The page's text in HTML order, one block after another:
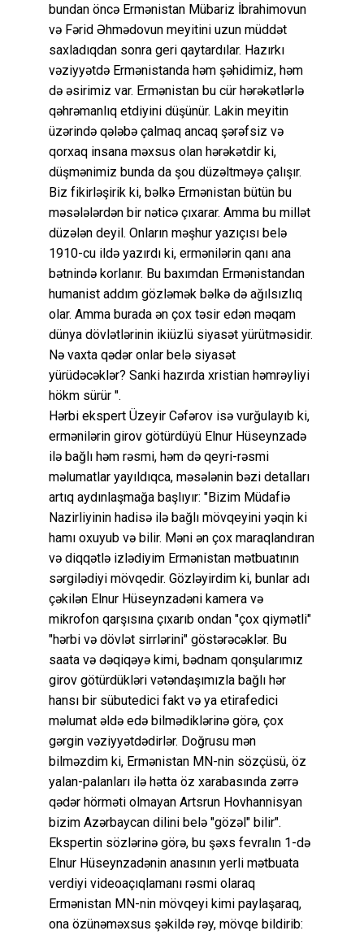
bundan öncə Ermənistan Mübariz İbrahimovun
və Fərid Əhmədovun meyitini uzun müddət
saxladıqdan sonra geri qaytardılar. Hazırkı
vəziyyətdə Ermənistanda həm şəhidimiz, həm
də əsirimiz var. Ermənistan bu cür hərəkətlərlə
qəhrəmanlıq etdiyini düşünür. Lakin meyitin
üzərində qələbə çalmaq ancaq şərəfsiz və
qorxaq insana məxsus olan hərəkətdir ki,
düşmənimiz bunda da şou düzəltməyə çalışır.
Biz fikirləşirik ki, bəlkə Ermənistan bütün bu
məsələlərdən bir nəticə çıxarar. Amma bu millət
düzələn deyil. Onların məşhur yazıçısı belə
1910-cu ildə yazırdı ki, ermənilərin qanı ana
bətnində korlanır. Bu baxımdan Ermənistandan
humanist addım gözləmək bəlkə də ağılsızlıq
olar. Amma burada ən çox təsir edən məqam
dünya dövlətlərinin ikiüzlü siyasət yürütməsidir.
Nə vaxta qədər onlar belə siyasət
yürüdəcəklər? Sanki hazırda xristian həmrəyliyi
hökm sürür ".
Hərbi ekspert Üzeyir Cəfərov isə vurğulayıb ki,
ermənilərin girov götürdüyü Elnur Hüseynzadə
ilə bağlı həm rəsmi, həm də qeyri-rəsmi
məlumatlar yayıldıqca, məsələnin bəzi detalları
artıq aydınlaşmağa başlıyır: "Bizim Müdafiə
Nazirliyinin hadisə ilə bağlı mövqeyini yəqin ki
hamı oxuyub və bilir. Məni ən çox maraqlandıran
və diqqətlə izlədiyim Ermənistan mətbuatının
sərgilədiyi mövqedir. Gözləyirdim ki, bunlar adı
çəkilən Elnur Hüseynzadəni kamera və
mikrofon qarşısına çıxarıb ondan "çox qiymətli"
"hərbi və dövlət sirrlərini" göstərəcəklər. Bu
saata və dəqiqəyə kimi, bədnam qonşularımız
girov götürdükləri vətəndaşımızla bağlı hər
hansı bir sübutedici fakt və ya etirafedici
məlumat əldə edə bilmədiklərinə görə, çox
gərgin vəziyyətdədirlər. Doğrusu mən
bilməzdim ki, Ermənistan MN-nin sözçüsü, öz
yalan-palanları ilə hətta öz xarabasında zərrə
qədər hörməti olmayan Artsrun Hovhannisyan
bizim Azərbaycan dilini belə "gözəl" bilir".
Ekspertin sözlərinə görə, bu şəxs fevralın 1-də
Elnur Hüseynzadənin anasının yerli mətbuata
verdiyi videoaçıqlamanı rəsmi olaraq
Ermənistan MN-nin mövqeyi kimi paylaşaraq,
ona özünəməxsus şəkildə rəy, mövqe bildirib: